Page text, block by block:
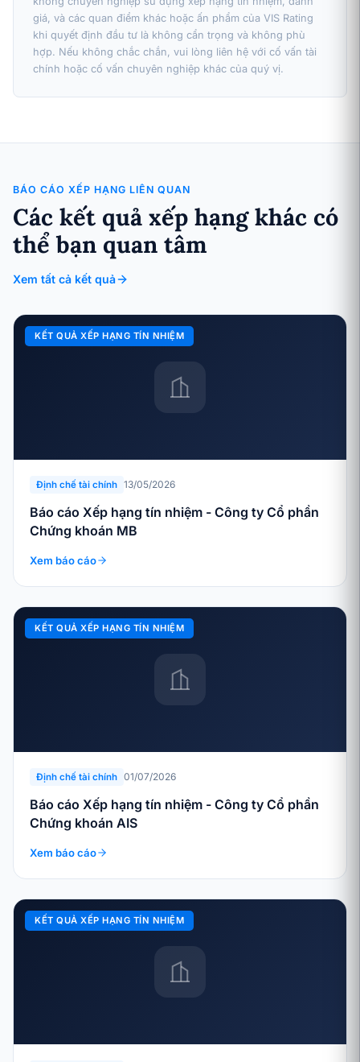
giá, và các quan điểm khác hoặc ấn phẩm của VIS Rating
khi quyết định đầu tư là không cẩn trọng và không phù
hợp. Nếu không chắc chắn, vui lòng liên hệ với cố vấn tài
chính hoặc cố vấn chuyên nghiệp khác của quý vị.
BÁO CÁO XẾP HẠNG LIÊN QUAN
Các kết quả xếp hạng khác có
thể bạn quan tâm
Xem tất cả kết quả
KẾT QUẢ XẾP HẠNG TÍN NHIỆM
Định chế tài chính 13/05/2026
Báo cáo Xếp hạng tín nhiệm - Công ty Cổ phần
Chứng khoán MB
Xem báo cáo
KẾT QUẢ XẾP HẠNG TÍN NHIỆM
Định chế tài chính 01/07/2026
Báo cáo Xếp hạng tín nhiệm - Công ty Cổ phần
Chứng khoán AIS
Xem báo cáo
KẾT QUẢ XẾP HẠNG TÍN NHIỆM